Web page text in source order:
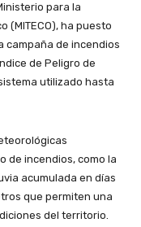
para la
(MITECO), ha puesto
campaña de incendios
de Peligro de
utilizado hasta
de incendios, como la
acumulada en días
que permiten una
del territorio.